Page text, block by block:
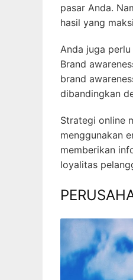
pasar Anda.
hasil yang
Anda juga
Brand
brand
dibandingkan
Strategi online
menggunakan
memberikan
loyalitas